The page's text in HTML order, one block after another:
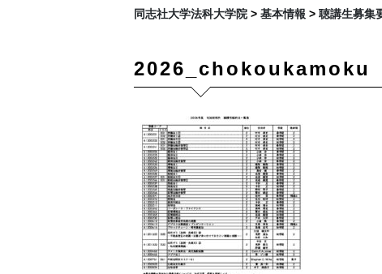
同志社大学法科大学院> 基本情報 > 聴講生募集
2026_chokoukamoku